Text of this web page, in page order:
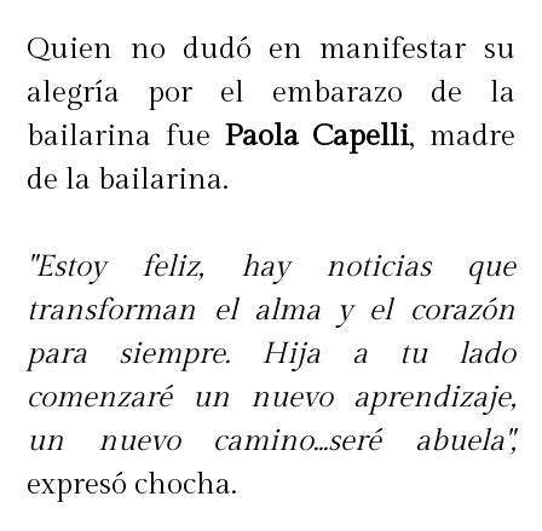
Quien no dudó en manifestar su
alegría por el embarazo de la
bailarina fue Paola Capelli, madre
de la bailarina.
"Estoy feliz, hay noticias que
transforman el alma y el corazón
para siempre. Hija a tu lado
comenzaré un nuevo aprendizaje,
un nuevo camino...seré abuela",
expresó chocha.